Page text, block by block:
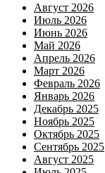
Август 2026
Июль 2026
Июнь 2026
Май 2026
Апрель 2026
Март 2026
Февраль 2026
Январь 2026
Декабрь 2025
Ноябрь 2025
Октябрь 2025
Сентябрь 2025
Август 2025